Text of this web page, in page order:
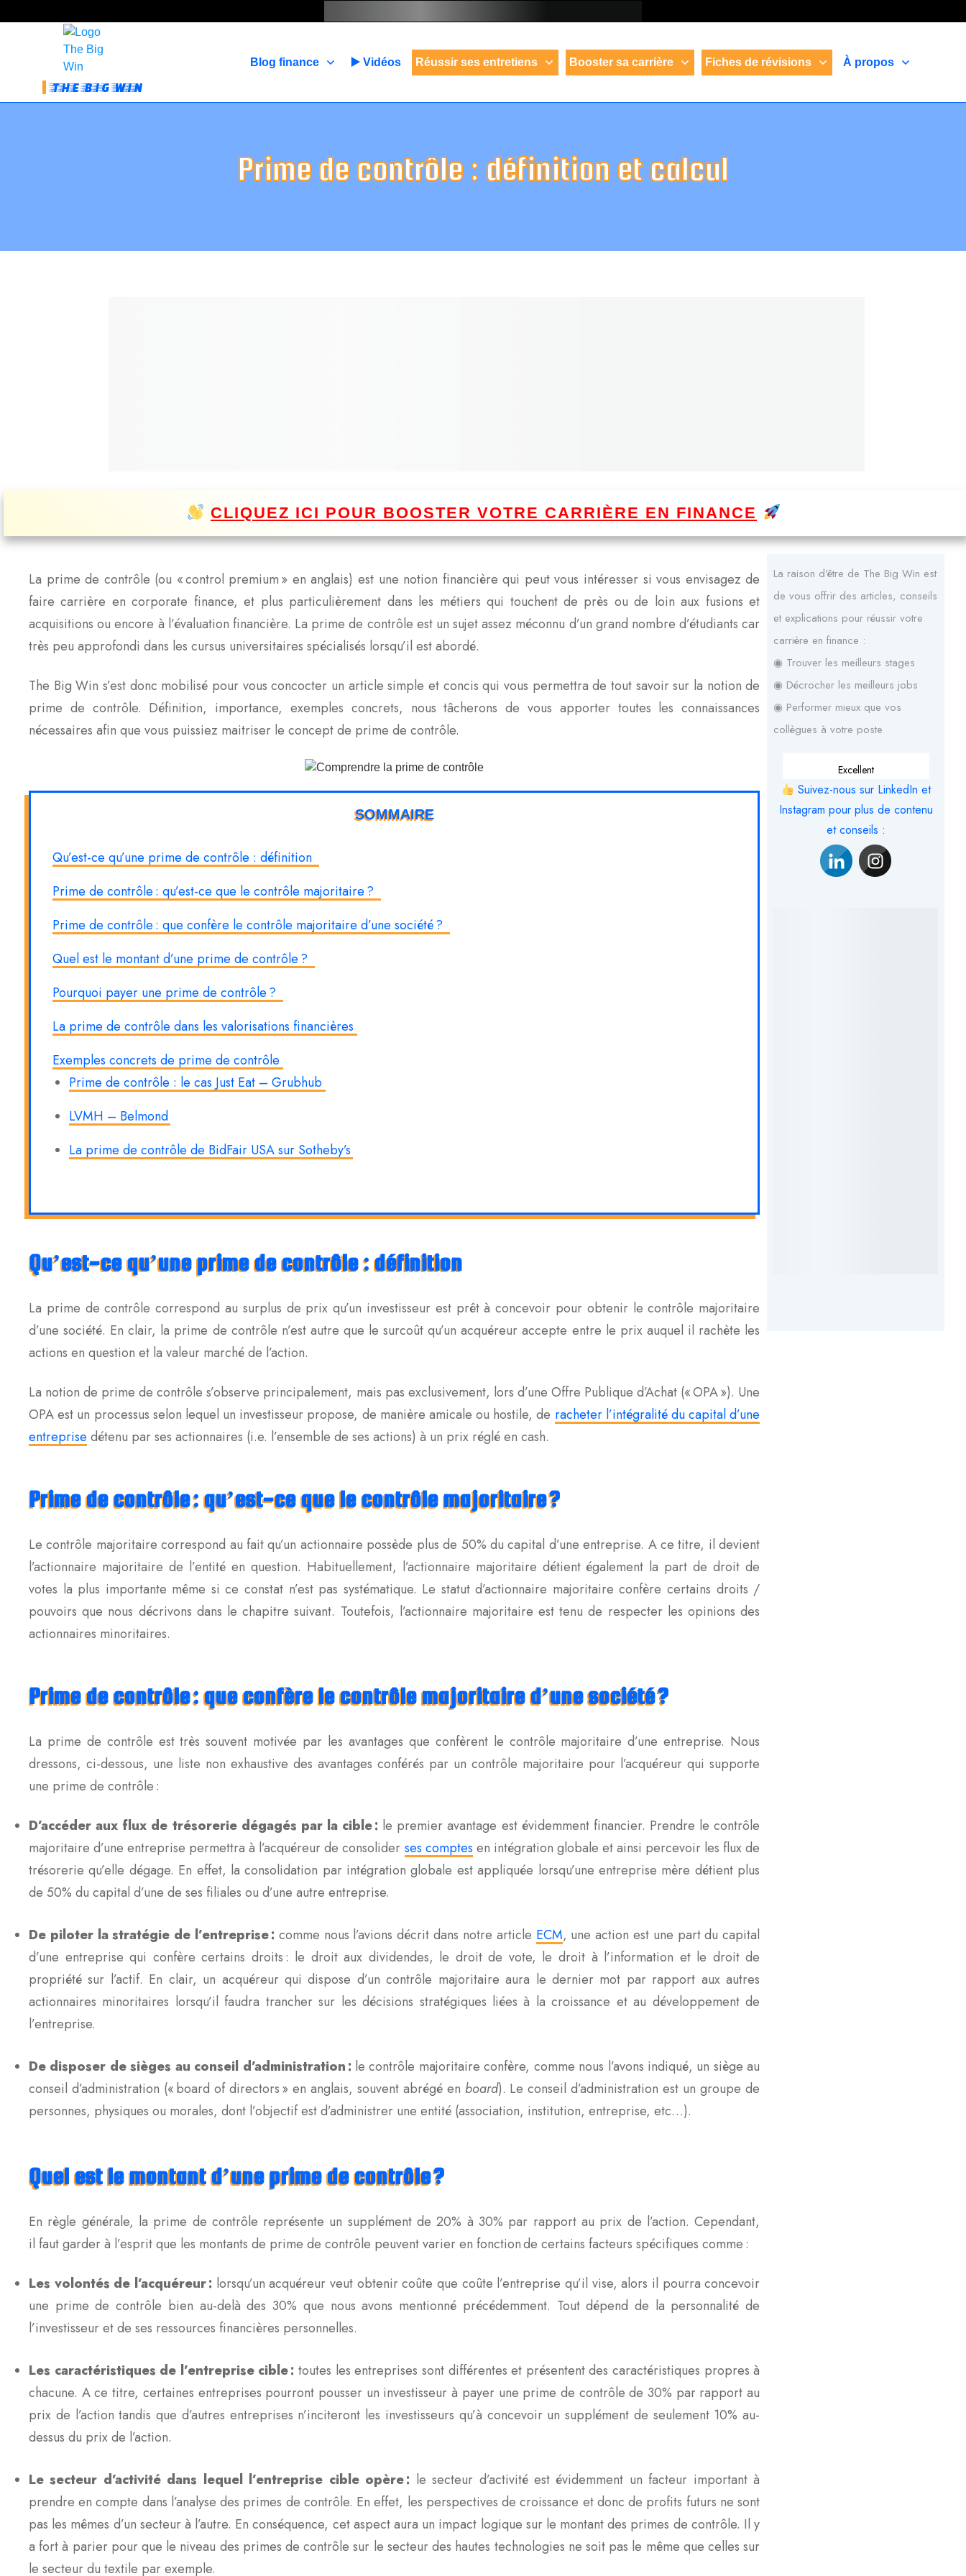
THE BIG WIN
Blog finance ▶️ Vidéos Réussir ses entretiens Booster sa carrière Fiches de révisions À propos
Prime de contrôle : définition et calcul
CLIQUEZ ICI POUR BOOSTER VOTRE CARRIÈRE EN FINANCE
La prime de contrôle (ou « control premium » en anglais) est une notion financière qui peut vous intéresser si vous envisagez de
faire carrière en corporate finance, et plus particulièrement dans les métiers qui touchent de près ou de loin aux fusions et
acquisitions ou encore à l’évaluation financière. La prime de contrôle est un sujet assez méconnu d’un grand nombre d’étudiants car
très peu approfondi dans les cursus universitaires spécialisés lorsqu’il est abordé.
The Big Win s’est donc mobilisé pour vous concocter un article simple et concis qui vous permettra de tout savoir sur la notion de
prime de contrôle. Définition, importance, exemples concrets, nous tâcherons de vous apporter toutes les connaissances
nécessaires afin que vous puissiez maitriser le concept de prime de contrôle.
SOMMAIRE
Qu’est-ce qu’une prime de contrôle : définition
Prime de contrôle : qu’est-ce que le contrôle majoritaire ?
Prime de contrôle : que confère le contrôle majoritaire d’une société ?
Quel est le montant d’une prime de contrôle ?
Pourquoi payer une prime de contrôle ?
La prime de contrôle dans les valorisations financières
Exemples concrets de prime de contrôle
Prime de contrôle : le cas Just Eat – Grubhub
LVMH – Belmond
La prime de contrôle de BidFair USA sur Sotheby’s
Qu’est-ce qu’une prime de contrôle : définition
La prime de contrôle correspond au surplus de prix qu’un investisseur est prêt à concevoir pour obtenir le contrôle majoritaire
d’une société. En clair, la prime de contrôle n’est autre que le surcoût qu’un acquéreur accepte entre le prix auquel il rachète les
actions en question et la valeur marché de l’action.
La notion de prime de contrôle s’observe principalement, mais pas exclusivement, lors d’une Offre Publique d’Achat (« OPA »). Une
OPA est un processus selon lequel un investisseur propose, de manière amicale ou hostile, de racheter l’intégralité du capital d’une
entreprise détenu par ses actionnaires (i.e. l’ensemble de ses actions) à un prix réglé en cash.
Prime de contrôle : qu’est-ce que le contrôle majoritaire ?
Le contrôle majoritaire correspond au fait qu’un actionnaire possède plus de 50% du capital d’une entreprise. A ce titre, il devient
l’actionnaire majoritaire de l’entité en question. Habituellement, l’actionnaire majoritaire détient également la part de droit de
votes la plus importante même si ce constat n’est pas systématique. Le statut d’actionnaire majoritaire confère certains droits /
pouvoirs que nous décrivons dans le chapitre suivant. Toutefois, l’actionnaire majoritaire est tenu de respecter les opinions des
actionnaires minoritaires.
Prime de contrôle : que confère le contrôle majoritaire d’une société ?
La prime de contrôle est très souvent motivée par les avantages que confèrent le contrôle majoritaire d’une entreprise. Nous
dressons, ci-dessous, une liste non exhaustive des avantages conférés par un contrôle majoritaire pour l’acquéreur qui supporte
une prime de contrôle :
D’accéder aux flux de trésorerie dégagés par la cible : le premier avantage est évidemment financier. Prendre le contrôle
majoritaire d’une entreprise permettra à l’acquéreur de consolider ses comptes en intégration globale et ainsi percevoir les flux de
trésorerie qu’elle dégage. En effet, la consolidation par intégration globale est appliquée lorsqu’une entreprise mère détient plus
de 50% du capital d’une de ses filiales ou d’une autre entreprise.
De piloter la stratégie de l’entreprise : comme nous l’avions décrit dans notre article ECM, une action est une part du capital
d’une entreprise qui confère certains droits : le droit aux dividendes, le droit de vote, le droit à l’information et le droit de
propriété sur l’actif. En clair, un acquéreur qui dispose d’un contrôle majoritaire aura le dernier mot par rapport aux autres
actionnaires minoritaires lorsqu’il faudra trancher sur les décisions stratégiques liées à la croissance et au développement de
l’entreprise.
De disposer de sièges au conseil d’administration :le contrôle majoritaire confère, comme nous l’avons indiqué, un siège au
conseil d’administration (« board of directors » en anglais, souvent abrégé en board). Le conseil d’administration est un groupe de
personnes, physiques ou morales, dont l’objectif est d’administrer une entité (association, institution, entreprise, etc…).
Quel est le montant d’une prime de contrôle ?
En règle générale, la prime de contrôle représente un supplément de 20% à 30% par rapport au prix de l’action. Cependant,
il faut garder à l’esprit que les montants de prime de contrôle peuvent varier en fonction de certains facteurs spécifiques comme :
Les volontés de l’acquéreur:lorsqu’un acquéreur veut obtenir coûte que coûte l’entreprise qu’il vise, alors il pourra concevoir
une prime de contrôle bien au-delà des 30% que nous avons mentionné précédemment. Tout dépend de la personnalité de
l’investisseur et de ses ressources financières personnelles.
Les caractéristiques de l’entreprise cible: toutes les entreprises sont différentes et présentent des caractéristiques propres à
chacune. A ce titre, certaines entreprises pourront pousser un investisseur à payer une prime de contrôle de 30% par rapport au
prix de l’action tandis que d’autres entreprises n’inciteront les investisseurs qu’à concevoir un supplément de seulement 10% au-
dessus du prix de l’action.
Le secteur d’activité dans lequel l’entreprise cible opère : le secteur d’activité est évidemment un facteur important à
prendre en compte dans l’analyse des primes de contrôle. En effet, les perspectives de croissance et donc de profits futurs ne sont
pas les mêmes d’un secteur à l’autre. En conséquence, cet aspect aura un impact logique sur le montant des primes de contrôle. Il y
a fort à parier pour que le niveau des primes de contrôle sur le secteur des hautes technologies ne soit pas le même que celles sur
le secteur du textile par exemple.
La raison d'être de The Big Win est
de vous offrir des articles, conseils
et explications pour réussir votre
carrière en finance :
◉ Trouver les meilleurs stages
◉ Décrocher les meilleurs jobs
◉ Performer mieux que vos
collègues à votre poste
Excellent
Suivez-nous sur LinkedIn et
Instagram pour plus de contenu
et conseils :